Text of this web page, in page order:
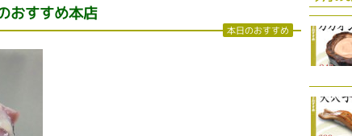
おすすめ本店
本日のおすすめ